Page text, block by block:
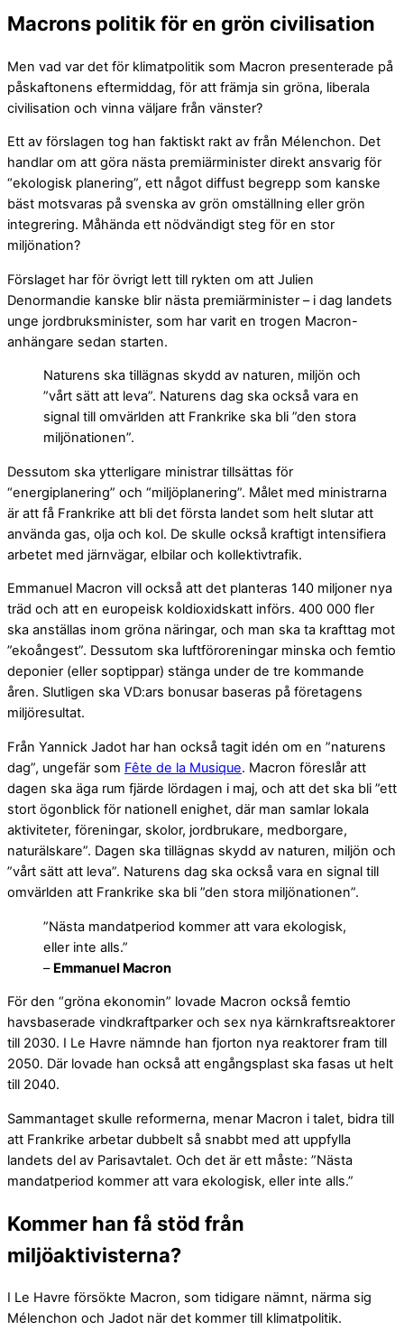
Macrons politik för en grön civilisation
Men vad var det för klimatpolitik som Macron presenterade på
påskaftonens eftermiddag, för att främja sin gröna, liberala
civilisation och vinna väljare från vänster?
Ett av förslagen tog han faktiskt rakt av från Mélenchon. Det
handlar om att göra nästa premiärminister direkt ansvarig för
“ekologisk planering”, ett något diffust begrepp som kanske
bäst motsvaras på svenska av grön omställning eller grön
integrering. Måhända ett nödvändigt steg för en stor
miljönation?
Förslaget har för övrigt lett till rykten om att Julien
Denormandie kanske blir nästa premiärminister – i dag landets
unge jordbruksminister, som har varit en trogen Macron-
anhängare sedan starten.
Naturens ska tillägnas skydd av naturen, miljön och
”vårt sätt att leva”. Naturens dag ska också vara en
signal till omvärlden att Frankrike ska bli ”den stora
miljönationen”.
Dessutom ska ytterligare ministrar tillsättas för
“energiplanering” och “miljöplanering”. Målet med ministrarna
är att få Frankrike att bli det första landet som helt slutar att
använda gas, olja och kol. De skulle också kraftigt intensifiera
arbetet med järnvägar, elbilar och kollektivtrafik.
Emmanuel Macron vill också att det planteras 140 miljoner nya
träd och att en europeisk koldioxidskatt införs. 400 000 fler
ska anställas inom gröna näringar, och man ska ta krafttag mot
”ekoångest”. Dessutom ska luftföroreningar minska och femtio
deponier (eller soptippar) stänga under de tre kommande
åren. Slutligen ska VD:ars bonusar baseras på företagens
miljöresultat.
Från Yannick Jadot har han också tagit idén om en ”naturens
dag”, ungefär som Fête de la Musique. Macron föreslår att
dagen ska äga rum fjärde lördagen i maj, och att det ska bli ”ett
stort ögonblick för nationell enighet, där man samlar lokala
aktiviteter, föreningar, skolor, jordbrukare, medborgare,
naturälskare”. Dagen ska tillägnas skydd av naturen, miljön och
”vårt sätt att leva”. Naturens dag ska också vara en signal till
omvärlden att Frankrike ska bli ”den stora miljönationen”.
”Nästa mandatperiod kommer att vara ekologisk,
eller inte alls.”
– Emmanuel Macron
För den “gröna ekonomin” lovade Macron också femtio
havsbaserade vindkraftparker och sex nya kärnkraftsreaktorer
till 2030. I Le Havre nämnde han fjorton nya reaktorer fram till
2050. Där lovade han också att engångsplast ska fasas ut helt
till 2040.
Sammantaget skulle reformerna, menar Macron i talet, bidra till
att Frankrike arbetar dubbelt så snabbt med att uppfylla
landets del av Parisavtalet. Och det är ett måste: ”Nästa
mandatperiod kommer att vara ekologisk, eller inte alls.”
Kommer han få stöd från
miljöaktivisterna?
I Le Havre försökte Macron, som tidigare nämnt, närma sig
Mélenchon och Jadot när det kommer till klimatpolitik.